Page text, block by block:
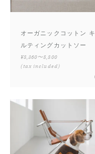
オーガニックコットン キ
ルティングカットソー
¥8,360〜8,800
(tax included)